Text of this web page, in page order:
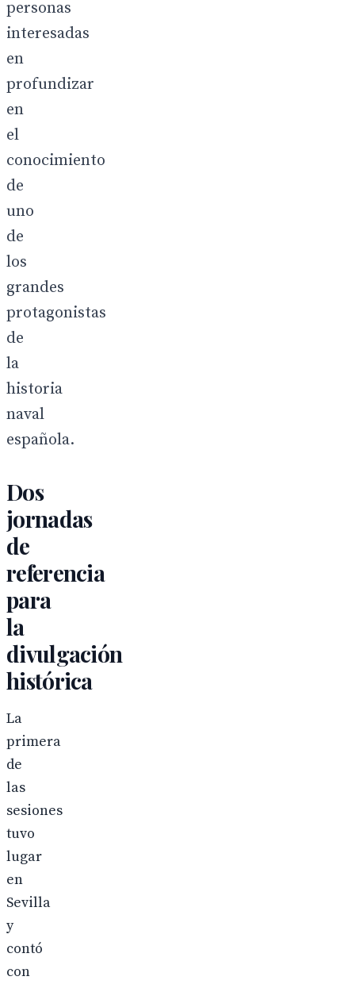
personas
interesadas
en
profundizar
en
el
conocimiento
de
uno
de
los
grandes
protagonistas
de
la
historia
naval
española.
Dos
jornadas
de
referencia
para
la
divulgación
histórica
La
primera
de
las
sesiones
tuvo
lugar
en
Sevilla
y
contó
con